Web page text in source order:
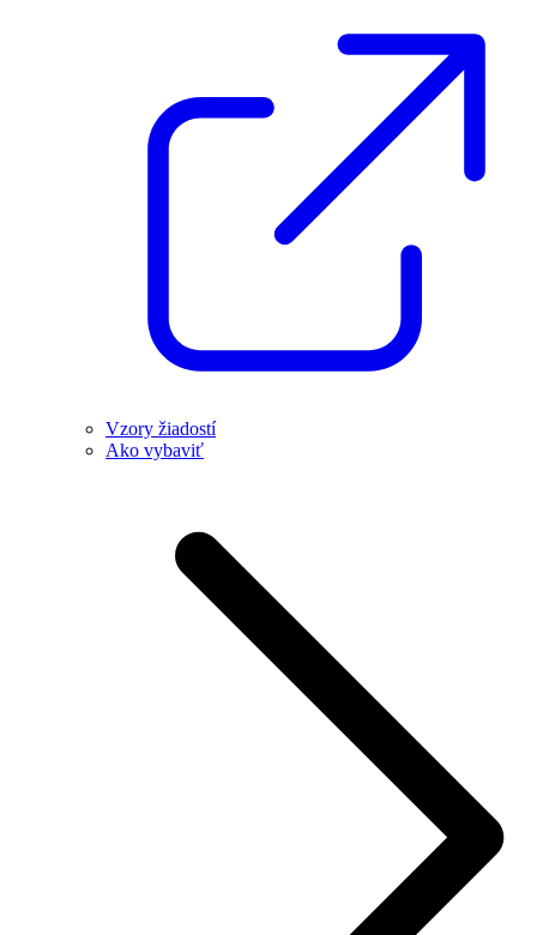
Vzory žiadostí
Ako vybaviť